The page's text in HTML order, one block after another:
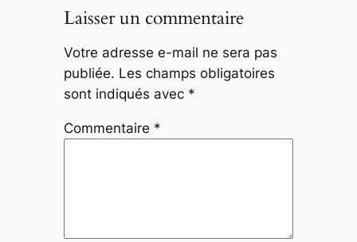
Laisser un commentaire
Votre adresse e-mail ne sera pas
publiée. Les champs obligatoires
sont indiqués avec *
Commentaire *